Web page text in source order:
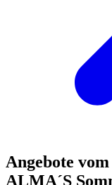
Angebote
ALMA´S